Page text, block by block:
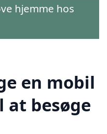
hjemme hos
en mobil
besøge